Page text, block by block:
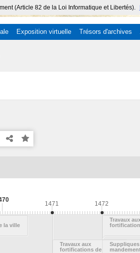
(Article 82 de la Loi Informatique et Libertés).
Exposition virtuelle Trésors d'archives
la ville
Travaux aux
fortifications de la ville
Travaux
1472
1471